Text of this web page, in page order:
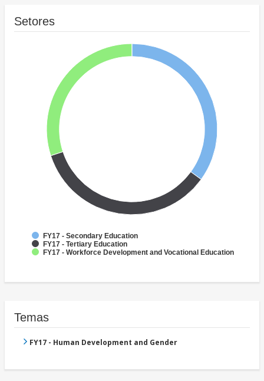
Setores
FY17 - Secondary Education
FY17 - Tertiary Education
FY17 - Workforce Development and Vocational Education
Temas
FY17 - Human Development and Gender